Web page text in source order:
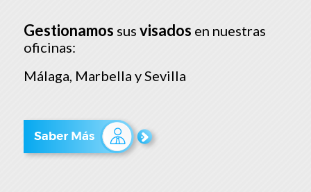
Gestionamos sus visados en nuestras
oficinas:
Málaga, Marbella y Sevilla